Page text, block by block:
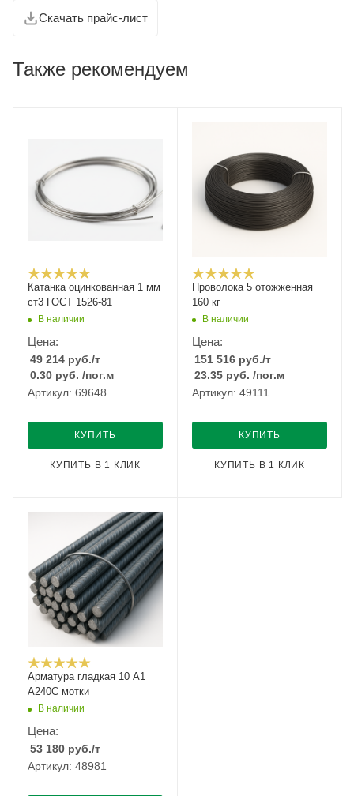
Скачать прайс-лист
Также рекомендуем
Катанка оцинкованная 1 мм
ст3 ГОСТ 1526-81
В наличии
Цена:
49 214 руб./т
0.30 руб. /пог.м
Артикул: 69648
КУПИТЬ
КУПИТЬ В 1 КЛИК
Проволока 5 отожженная
160 кг
В наличии
Цена:
151 516 руб./т
23.35 руб. /пог.м
Артикул: 49111
КУПИТЬ
КУПИТЬ В 1 КЛИК
Арматура гладкая 10 А1
А240С мотки
В наличии
Цена:
53 180 руб./т
Артикул: 48981